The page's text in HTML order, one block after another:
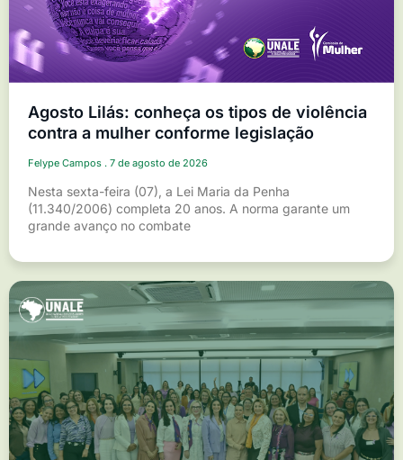
Agosto Lilás: conheça os tipos de violência
contra a mulher conforme legislação
Felype Campos 7 de agosto de 2026
Nesta sexta-feira (07), a Lei Maria da Penha
(11.340/2006) completa 20 anos. A norma garante um
grande avanço no combate